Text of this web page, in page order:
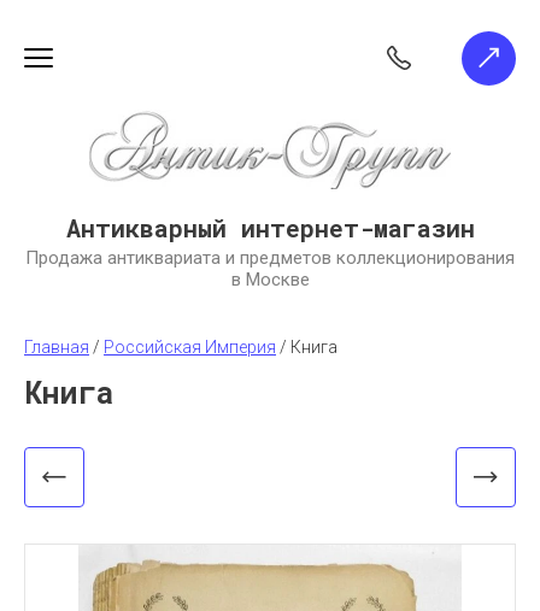
Антикварный интернет-магазин
Продажа антиквариата и предметов коллекционирования
в Москве
Главная / Российская Империя / Книга
Книга